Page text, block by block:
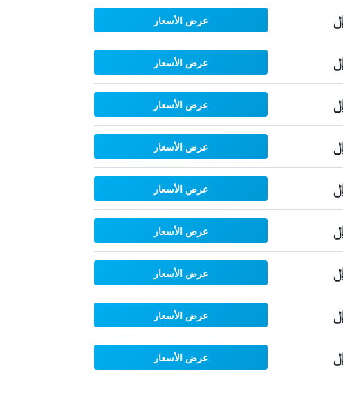
عرض الأسعار
عرض الأسعار
عرض الأسعار
عرض الأسعار
عرض الأسعار
عرض الأسعار
عرض الأسعار
عرض الأسعار
عرض الأسعار